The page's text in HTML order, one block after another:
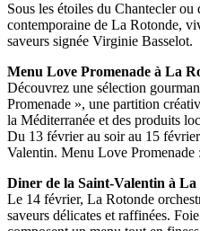
Sous les étoiles du Chantecler ou
contemporaine de La Rotonde,
saveurs signée Virginie Basselot.
Menu Love Promenade à La
Découvrez une sélection
Promenade », une partition
la Méditerranée et des produits
Du 13 février au soir au 15
Valentin. Menu Love Promenade
Diner de la Saint-Valentin à La
Le 14 février, La Rotonde
saveurs délicates et raffinées.